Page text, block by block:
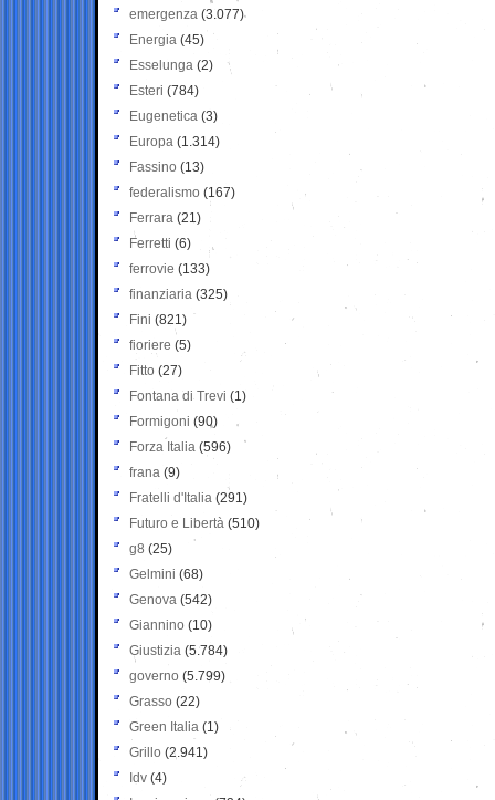
emergenza (3.077)
Energia (45)
Esselunga (2)
Esteri (784)
Eugenetica (3)
Europa (1.314)
Fassino (13)
federalismo (167)
Ferrara (21)
Ferretti (6)
ferrovie (133)
finanziaria (325)
Fini (821)
fioriere (5)
Fitto (27)
Fontana di Trevi (1)
Formigoni (90)
Forza Italia (596)
frana (9)
Fratelli d'Italia (291)
Futuro e Libertà (510)
g8 (25)
Gelmini (68)
Genova (542)
Giannino (10)
Giustizia (5.784)
governo (5.799)
Grasso (22)
Green Italia (1)
Grillo (2.941)
Idv (4)